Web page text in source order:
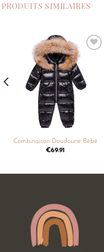
PRODUITS SIMILAIRES
souhaits
Combinaison Doudoune Bébé
€69.91